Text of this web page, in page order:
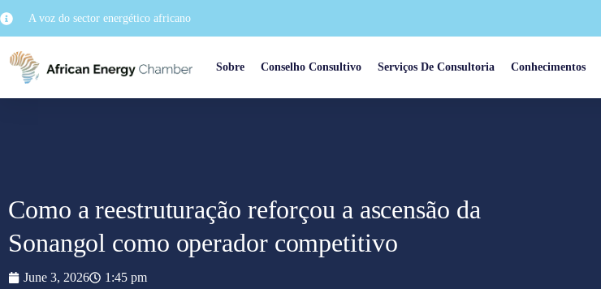
A voz do sector energético africano
Sobre Conselho Consultivo Serviços De Consultoria Conhecimentos
Como a reestruturação reforçou a ascensão da
Sonangol como operador competitivo
June 3, 2026 1:45 pm